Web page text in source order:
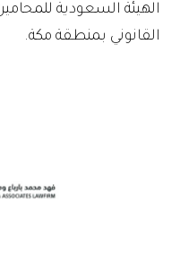
الهيئة السعودية
القانوني بمنطقة مكة.